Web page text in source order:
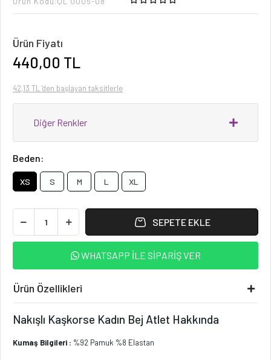
Ürün Fiyatı
440,00 TL
42,13 TL 'den başlayan taksitlerle
Diğer Renkler
Beden:
XS S M L XL
SEPETE EKLE
WHATSAPP İLE SİPARİŞ VER
Ürün Özellikleri
Nakışlı Kaşkorse Kadın Bej Atlet Hakkında
Kumaş Bilgileri : %92 Pamuk %8 Elastan